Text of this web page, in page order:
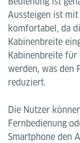
Aussteigen ist mit
komfortabel, da
Kabinenbreite
Kabinenbreite
werden, was den
reduziert.
Die Nutzer
Fernbedienung
Smartphone den